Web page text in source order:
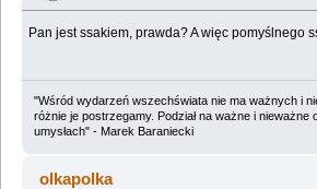
Pan jest ssakiem, prawda? A więc pomyślnego
"Wśród wydarzeń wszechświata nie ma ważnych i
różnie je postrzegamy. Podział na ważne i nieważne
umysłach" - Marek Baraniecki
olkapolka